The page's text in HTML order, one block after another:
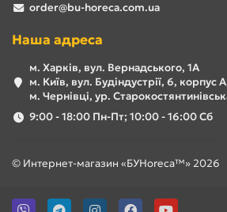
сучасним, затребуваним, простим і
order@bu-horeca.com.ua
Наша адреса
м. Харків, вул. Вернадського, 1А
м. Київ, вул. Будіндустрії, 6, корпус
м. Чернівці, ур.
9:00 - 18:00 Пн-Пт; 10:00 - 16:00 Сб
© Интернет-магазин «БУHoreca™» 2026